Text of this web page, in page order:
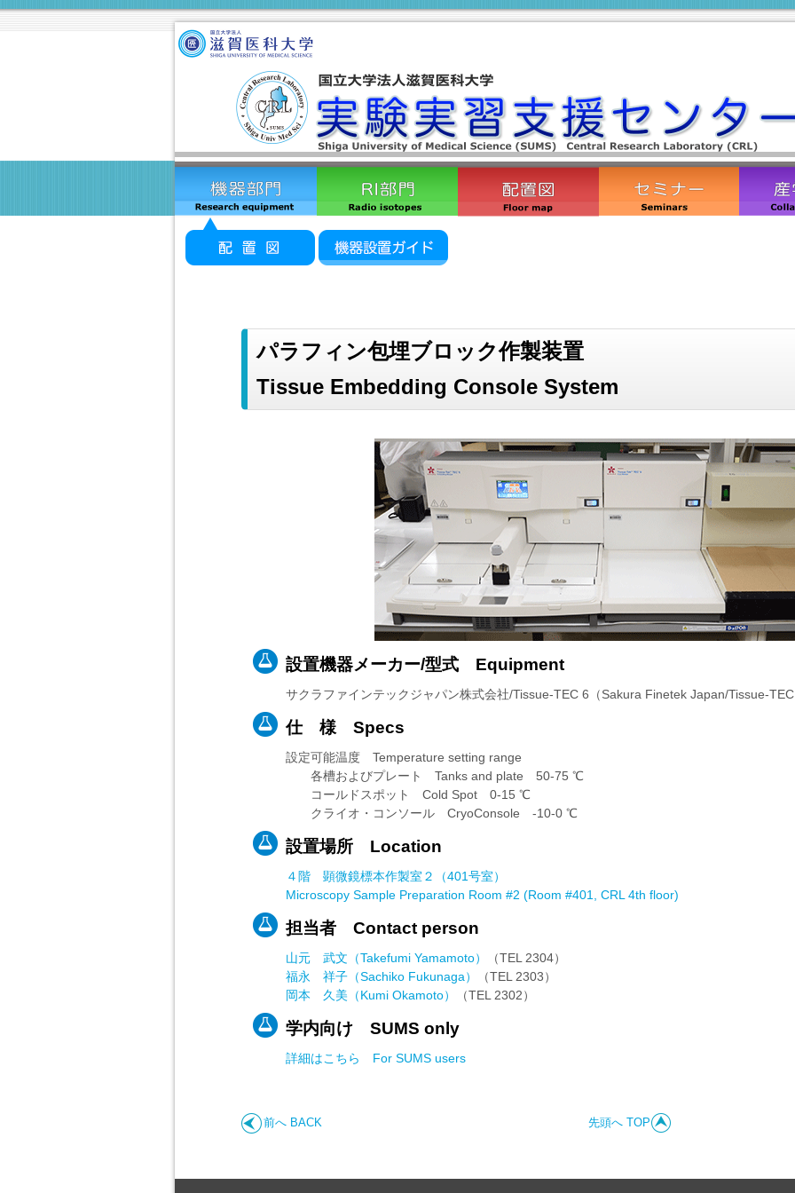
パラフィン包埋ブロック作製装置
Tissue Embedding Console System
設置機器メーカー/型式 Equipment
サクラファインテックジャパン株式会社/Tissue-TEC 6（Sakura Finetek Japan/Tissue-
仕 様 Specs
設定可能温度 Temperature setting range
各槽およびプレート Tanks and plate 50-75 ℃
コールドスポット Cold Spot 0-15 ℃
クライオ・コンソール CryoConsole -10-0 ℃
設置場所 Location
４階 顕微鏡標本作製室２（401号室）
Microscopy Sample Preparation Room #2 (Room #401, CRL 4th floor)
担当者 Contact person
山元 武文（Takefumi Yamamoto）
（TEL 2304）
福永 祥子（Sachiko Fukunaga）
（TEL 2303）
岡本 久美（Kumi Okamoto）
（TEL 2302）
学内向け SUMS only
詳細はこちら For SUMS users
前へ BACK 先頭へ TOP